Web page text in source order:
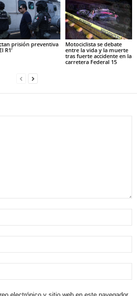
prisión preventiva
R1’
Motociclista se debate
entre la vida y la muerte
tras fuerte accidente en la
carretera Federal 15